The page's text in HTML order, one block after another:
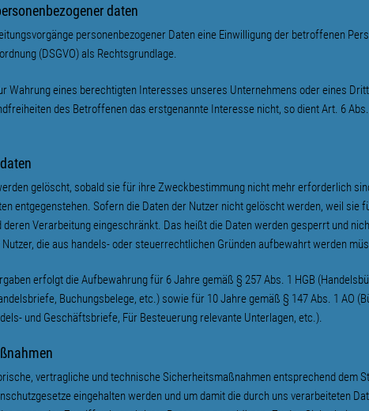
daten
personenbezogener Daten eine Einwilligung der betroffenen
(DSGVO) als Rechtsgrundlage.
Wahrung eines berechtigten Interesses unseres Unternehmens oder eines
des Betroffenen das erstgenannte Interesse nicht, so dient Art. 6
gelöscht, sobald sie für ihre Zweckbestimmung nicht mehr erforderlich
entgegenstehen. Sofern die Daten der Nutzer nicht gelöscht werden, weil sie
Verarbeitung eingeschränkt. Das heißt die Daten werden gesperrt und
die aus handels- oder steuerrechtlichen Gründen aufbewahrt werden
erfolgt die Aufbewahrung für 6 Jahre gemäß § 257 Abs. 1 HGB
Buchungsbelege, etc.) sowie für 10 Jahre gemäß § 147 Abs. 1 AO
und Geschäftsbriefe, Für Besteuerung relevante Unterlagen, etc.).
vertragliche und technische Sicherheitsmaßnahmen entsprechend dem
eingehalten werden und um damit die durch uns verarbeiteten